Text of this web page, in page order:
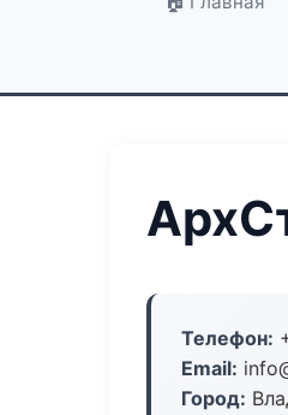
Телефон:
Email:
Город: